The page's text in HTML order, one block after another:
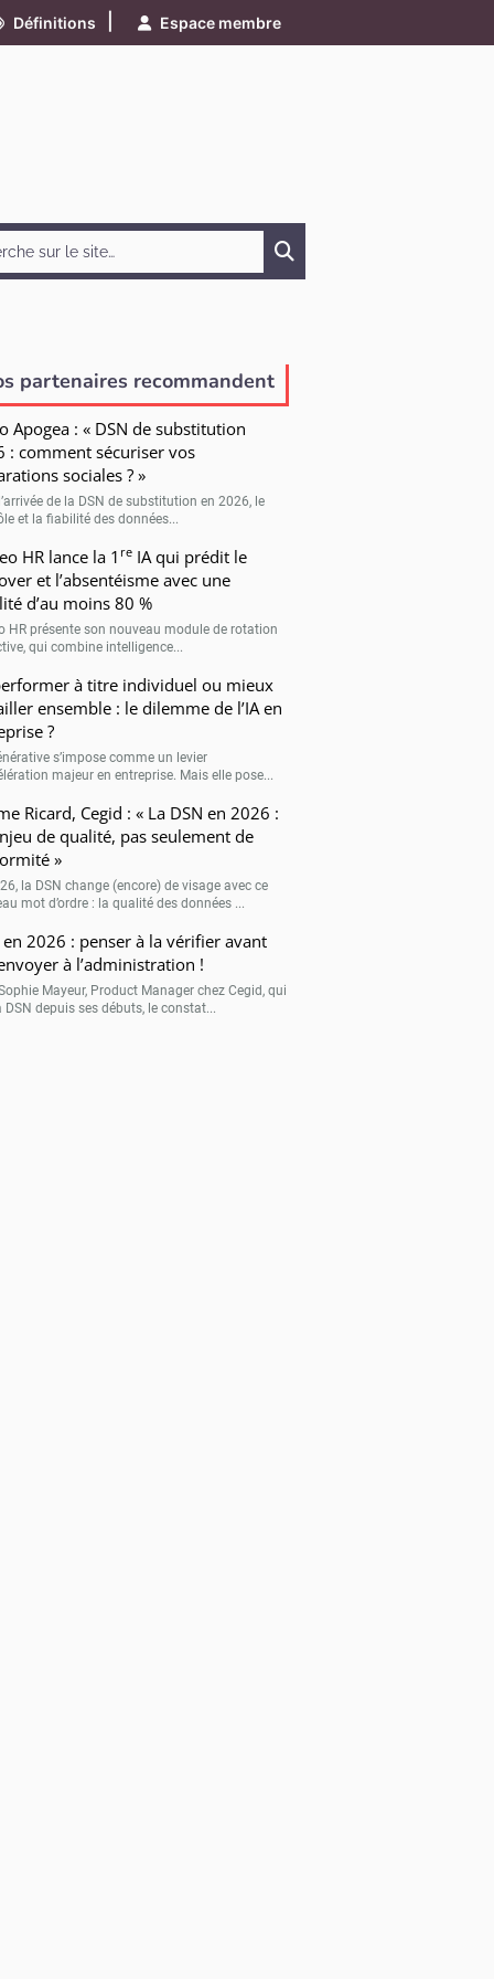
Définitions Espace membre
partenaires recommandent
Apogea : « DSN de substitution
: comment sécuriser vos
sociales ? »
de la DSN de substitution en 2026, le
et la fiabilité des données...
HR lance la 1 reIA qui prédit le
et l’absentéisme avec une
d’au moins 80 %
HR présente son nouveau module de rotation
qui combine intelligence...
à titre individuel ou mieux
ensemble : le dilemme de l’IA en
?
s’impose comme un levier
majeur en entreprise. Mais elle pose...
Ricard, Cegid : « La DSN en 2026 :
de qualité, pas seulement de
»
la DSN change (encore) de visage avec ce
mot d’ordre : la qualité des données ...
en 2026 : penser à la vérifier avant
à l’administration !
Mayeur, Product Manager chez Cegid, qui
DSN depuis ses débuts, le constat...